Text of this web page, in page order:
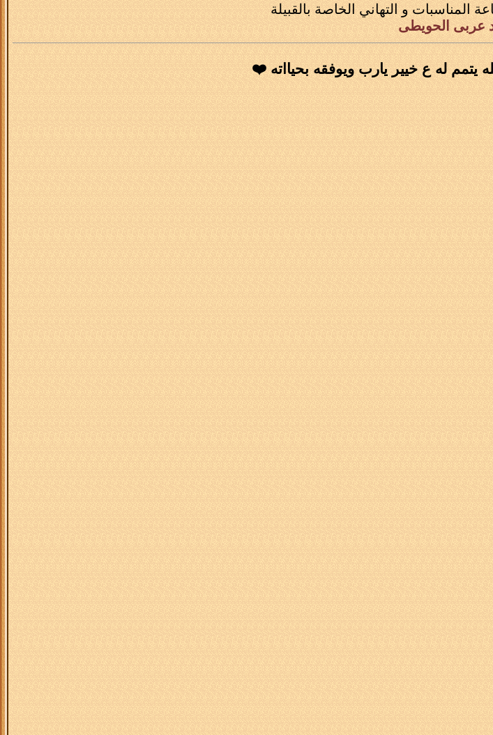
المناسبات و التهاني الخاصة بالقبيلة
عربى الحويطى
يتمم له ع خيير يارب ويوفقه بحيااته ❤️